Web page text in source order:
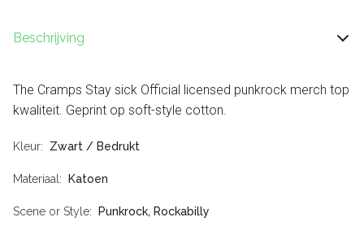
Beschrijving
The Cramps Stay sick Official licensed punkrock merch top
kwaliteit. Geprint op soft-style cotton.
Kleur Zwart / Bedrukt
Materiaal Katoen
Scene or Style Punkrock, Rockabilly